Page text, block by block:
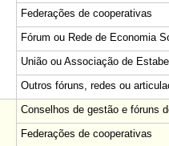
Federações de cooperativas
Fórum ou Rede de Economia
União ou Associação de
Outros fóruns, redes ou
Conselhos de gestão e fóruns
Federações de cooperativas